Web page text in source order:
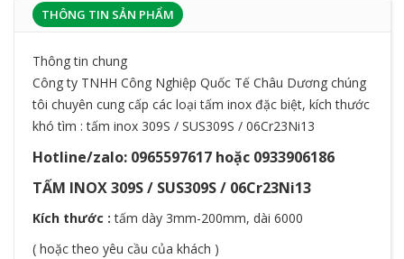
THÔNG TIN SẢN PHẨM
Thông tin chung
Công ty TNHH Công Nghiệp Quốc Tế Châu Dương chúng
tôi chuyên cung cấp các loại tấm inox đặc biệt, kích thước
khó tìm : tấm inox 309S / SUS309S / 06Cr23Ni13
Hotline/zalo: 0965597617 hoặc 0933906186
TẤM INOX 309S / SUS309S / 06Cr23Ni13
Kích thước : tấm dày 3mm-200mm, dài 6000
( hoặc theo yêu cầu của khách )